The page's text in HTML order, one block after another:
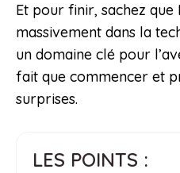
Et pour finir, sachez que
massivement dans la
un domaine clé pour
fait que commencer et
surprises.
LES POINTS :